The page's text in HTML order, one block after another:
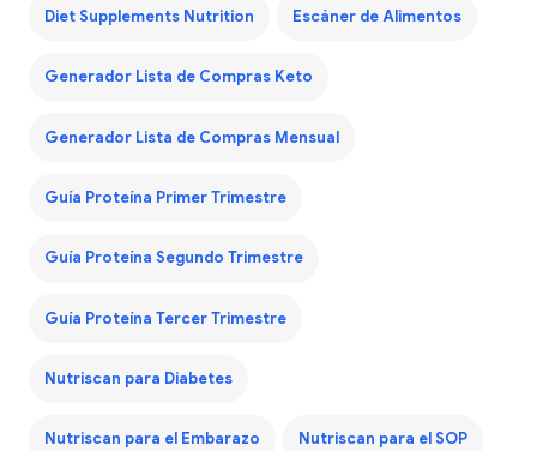
Diet Supplements Nutrition Escáner de Alimentos
Generador Lista de Compras Keto
Generador Lista de Compras Mensual
Guía Proteína Primer Trimestre
Guía Proteína Segundo Trimestre
Guía Proteína Tercer Trimestre
Nutriscan para Diabetes
Nutriscan para el Embarazo Nutriscan para el SOP